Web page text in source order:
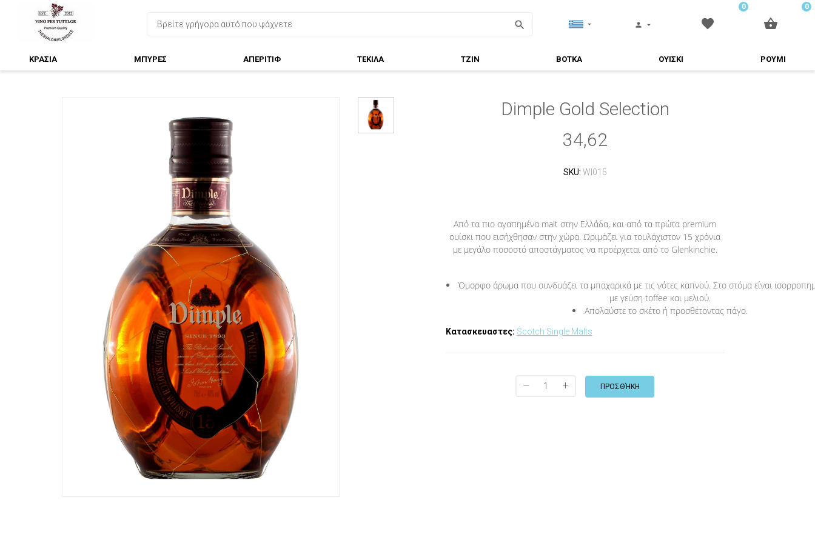
0 0
ΚΡΑΣΙΑ ΜΠΥΡΕΣ ΑΠΕΡΙΤΙΦ ΤΕΚΙΛΑ ΤΖΙΝ ΒΟΤΚΑ ΟΥΙΣΚΙ ΡΟΥΜΙ
Dimple Gold Selection
34,62
SKU: WI015
Από τα πιο αγαπημένα malt στην Ελλάδα, και από τα πρώτα premium
ουίσκι που εισήχθησαν στην χώρα. Ωριμάζει για τουλάχιστον 15 χρόνια
με μεγάλο ποσοστό αποστάγματος να προέρχεται από το Glenkinchie.
Όμορφο άρωμα που συνδυάζει τα μπαχαρικά με τις νότες καπνού. Στο στόμα είναι
με γεύση toffee και μελιού.
Απολαύστε το σκέτο ή προσθέτοντας πάγο.
Κατασκευαστες: Scotch Single Malts
– + ΠΡΟΣΘΉΚΗ